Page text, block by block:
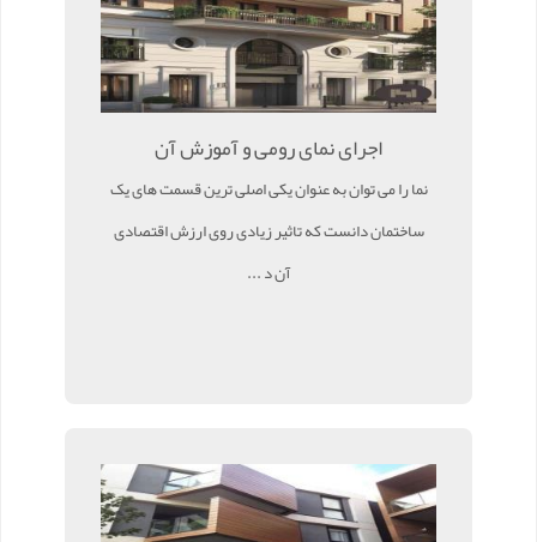
اجرای نمای رومی و آموزش آن
نما را می توان به عنوان یکی اصلی ترین قسمت های یک
ساختمان دانست که تاثیر زیادی روی ارزش اقتصادی
آن د ...